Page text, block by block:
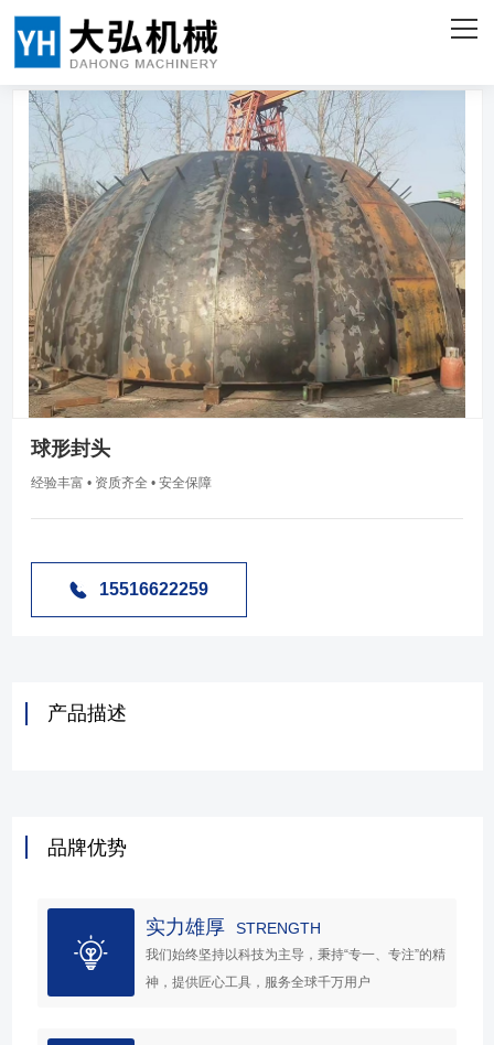
网站首页
产品中心
客户案例
企业实力
新闻资讯
联系我们
ENGLISH
球形封头
经验丰富 • 资质齐全 • 安全保障
15516622259
产品描述
品牌优势
实力雄厚 STRENGTH
我们始终坚持以科技为主导，秉持“专一、专注”的精
神，提供匠心工具，服务全球千万用户